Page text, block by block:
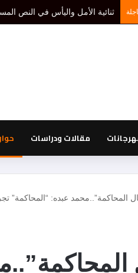
د. أحمد بلخيري: كل تنظير مسرحي
مقالات ودراسات
المحاكمة”..محمد عبده: “المحاكمة”